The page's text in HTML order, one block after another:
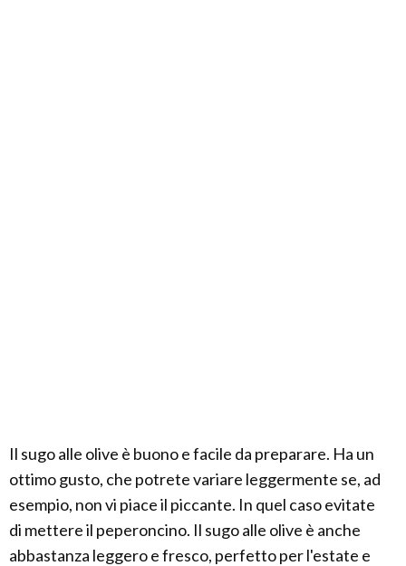
Il sugo alle olive è buono e facile da preparare. Ha un
ottimo gusto, che potrete variare leggermente se, ad
esempio, non vi piace il piccante. In quel caso evitate
di mettere il peperoncino. Il sugo alle olive è anche
abbastanza leggero e fresco, perfetto per l'estate e